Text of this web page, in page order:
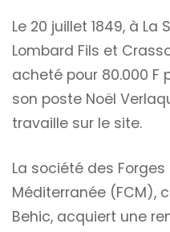
Le 20 juillet 1849, à La
Lombard Fils et
acheté pour 80.000 F
son poste Noël
travaille sur le site.
La société des
Méditerranée (FCM),
Behic, acquiert une